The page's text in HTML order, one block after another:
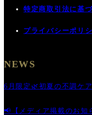
特定商取引法に基
プライバシーポリ
NEWS
6月限定🌿初夏の不調ケ
📢【メディア掲載のお知